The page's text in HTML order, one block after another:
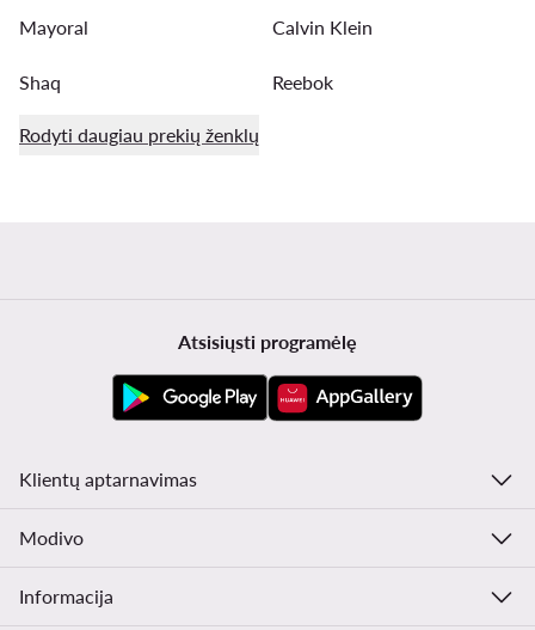
Mayoral Calvin Klein
Shaq Reebok
Rodyti daugiau prekių ženklų
Atsisiųsti programėlę
Klientų aptarnavimas
Modivo
Informacija